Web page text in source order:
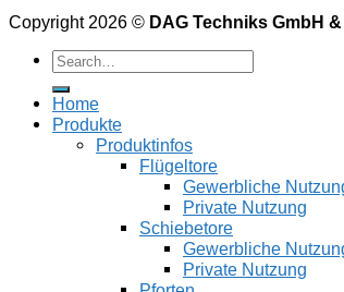
Copyright 2026 © DAG Techniks GmbH
Home
Produkte
Produktinfos
Flügeltore
Gewerbliche
Private Nutzung
Schiebetore
Gewerbliche
Private Nutzung